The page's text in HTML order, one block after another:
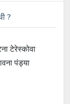
?
टेरेस्कोवा
पंड्या